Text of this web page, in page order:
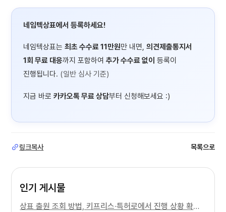
네임텍상표에서 등록하세요!
네임텍상표는 최초 수수료 11만원만 내면, 의견제출통지서
1회 무료 대응까지 포함하여 추가 수수료 없이 등록이
진행됩니다. (일반 심사 기준)
지금 바로 카카오톡 무료 상담부터 신청해보세요 :)
링크복사 목록으로
인기 게시물
상표 출원 조회 방법, 키프리스·특허로에서 진행 상황 확인하기